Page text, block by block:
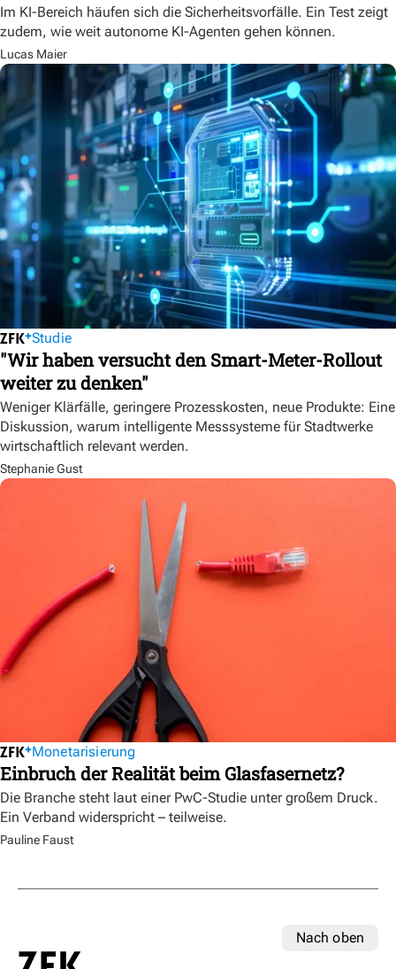
Im KI-Bereich häufen sich die Sicherheitsvorfälle. Ein Test zeigt
zudem, wie weit autonome KI-Agenten gehen können.
Lucas Maier
Studie
"Wir haben versucht den Smart-Meter-Rollout
weiter zu denken"
Weniger Klärfälle, geringere Prozesskosten, neue Produkte: Eine
Diskussion, warum intelligente Messsysteme für Stadtwerke
wirtschaftlich relevant werden.
Stephanie Gust
Monetarisierung
Einbruch der Realität beim Glasfasernetz?
Die Branche steht laut einer PwC-Studie unter großem Druck.
Ein Verband widerspricht – teilweise.
Pauline Faust
Nach oben